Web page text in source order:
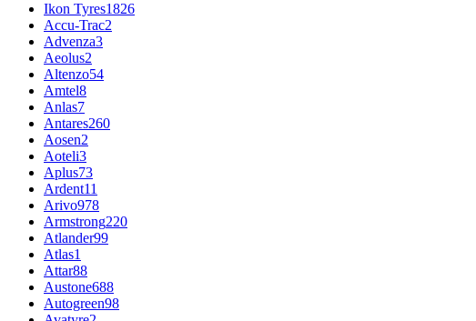
Ikon Tyres1826
Accu-Trac2
Advenza3
Aeolus2
Altenzo54
Amtel8
Anlas7
Antares260
Aosen2
Aoteli3
Aplus73
Ardent11
Arivo978
Armstrong220
Atlander99
Atlas1
Attar88
Austone688
Autogreen98